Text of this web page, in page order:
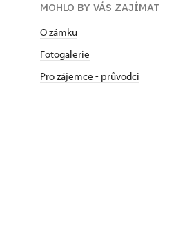
MOHLO BY VÁS ZAJÍMAT
O zámku
Fotogalerie
Pro zájemce - průvodci